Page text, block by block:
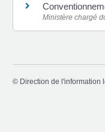
Ministère chargé
© Direction de l'information